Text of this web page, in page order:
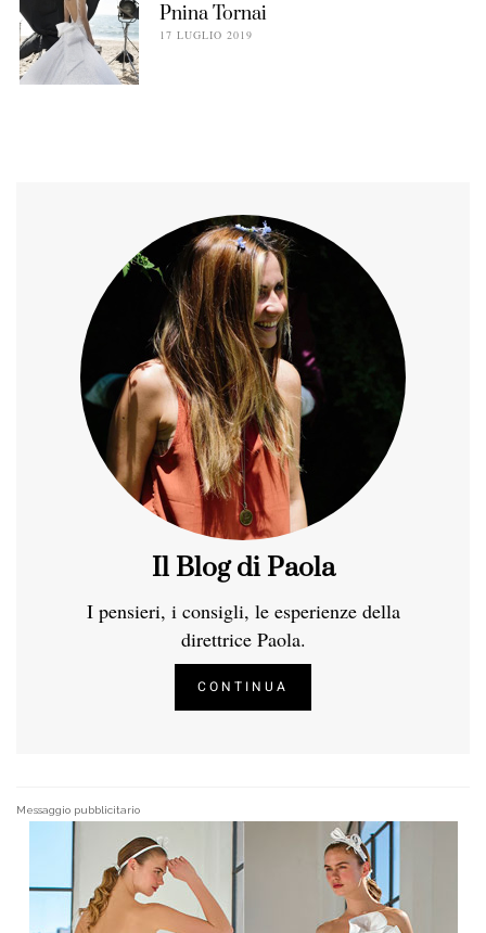
Pnina Tornai
17 LUGLIO 2019
Il Blog di Paola
I pensieri, i consigli, le esperienze della
direttrice Paola.
CONTINUA
Messaggio pubblicitario